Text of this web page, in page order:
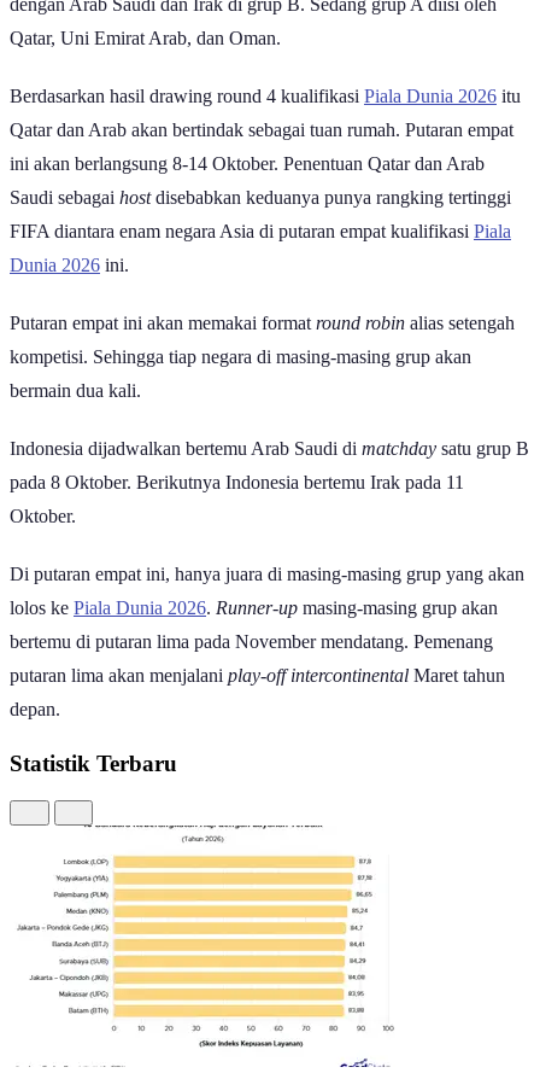
Dok.Timnas Indonesia, Deretan pemain depan Indonesia saat lawan
China dan Jepang bulan lalu.
Hasil drawing round 4 kualifikasiPiala Dunia2026 Zona Asis
sudah keluar. Perjalanan Indonesia di putaran empat kualifikasiPiala
Dunia 2026zona Asia sudah ditentukan.
Berdasarkan hasil drawing yang berlangsung Kamis (17/7) di kantor
dengan Arab Saudi dan Irak di grup B. Sedang grup A diisi oleh
Qatar, Uni Emirat Arab, dan Oman.
Berdasarkan hasil drawing round 4 kualifikasiPiala Dunia 2026
Qatar dan Arab akan bertindak sebagai tuan rumah. Putaran empat
ini akan berlangsung 8-14 Oktober. Penentuan Qatar dan Arab
Saudi sebagaihostdisebabkan keduanya punya rangking tertinggi
FIFA diantara enam negara Asia di putaran empat kualifikasi
ini.